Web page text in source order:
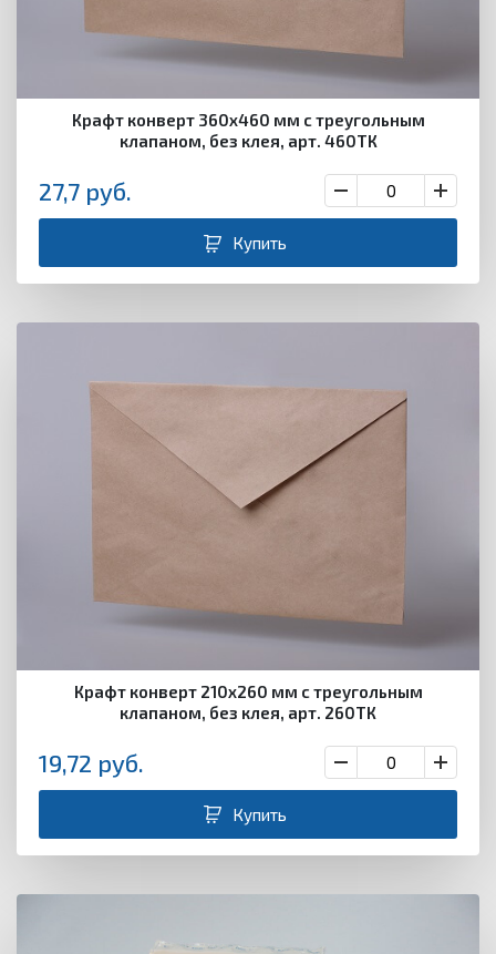
Крафт конверт 360х460 мм с треугольным
клапаном, без клея, арт. 460ТК
27,7 руб.
Купить
Крафт конверт 210х260 мм с треугольным
клапаном, без клея, арт. 260ТК
19,72 руб.
Купить